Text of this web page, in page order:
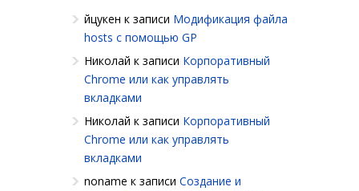
йцукен к записи Модификация файла
hosts с помощью GP
Николай к записи Корпоративный
Chrome или как управлять
вкладками
Николай к записи Корпоративный
Chrome или как управлять
вкладками
noname к записи Создание и